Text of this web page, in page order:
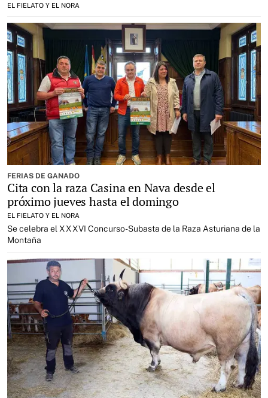
EL FIELATO Y EL NORA
FERIAS DE GANADO
Cita con la raza Casina en Nava desde el
próximo jueves hasta el domingo
EL FIELATO Y EL NORA
Se celebra el XXXVI Concurso-Subasta de la Raza Asturiana de la
Montaña